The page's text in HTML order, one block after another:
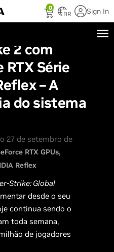
0
BR Sign In
2 com
RTX Série
– A
do sistema
27 de setembro de
RTX GPUs
Reflex
Strike: Global
desde o seu
continua sendo o
toda semana,
de jogadores